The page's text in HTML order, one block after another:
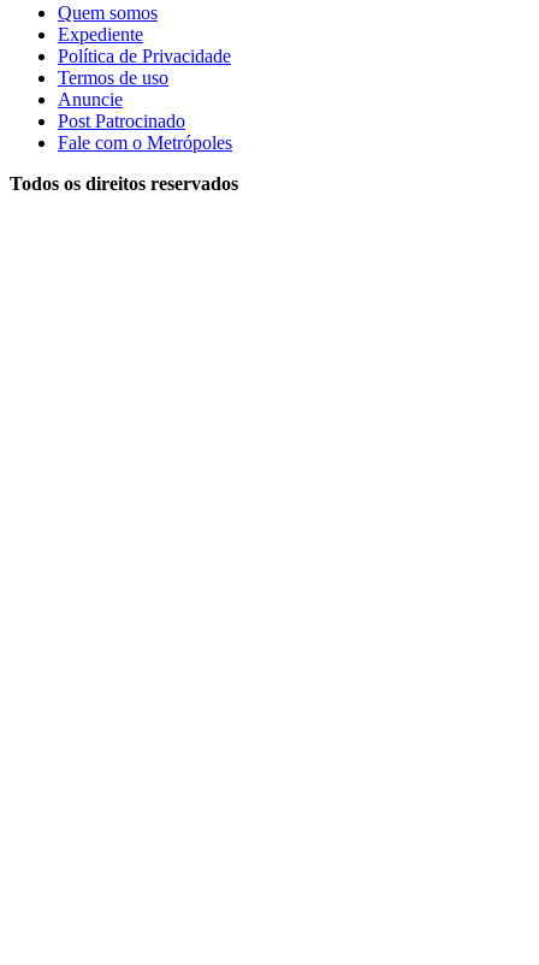
Quem somos
Expediente
Política de Privacidade
Termos de uso
Anuncie
Post Patrocinado
Fale com o Metrópoles
Todos os direitos reservados